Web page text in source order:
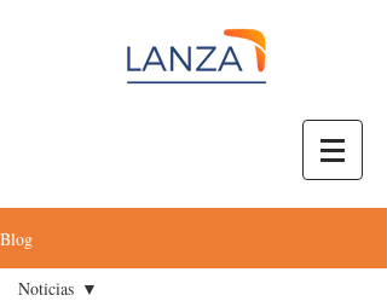
Blog
Noticias